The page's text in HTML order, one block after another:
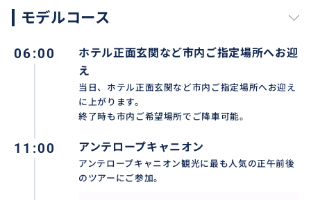
場合は各観光地での有料駐車場の料金はお客様負担と
なります。
ーが車内で待機することもできますのでお客様のご希
望を当日のドライバーにご指示下さい。
車内で一人で済ませますので、ご心配なさらずお客様
だけでごゆっくりお楽しみ下さい。
モデルコース
06:00
ホテル正面玄関など市内ご指定場所へお迎
え
当日、ホテル正面玄関など市内ご指定場所へお迎え
に上がります。
終了時も市内ご希望場所でご降車可能。
11:00 アンテロープキャニオン
アンテロープキャニオン観光に最も人気の正午前後
のツアーにご参加。